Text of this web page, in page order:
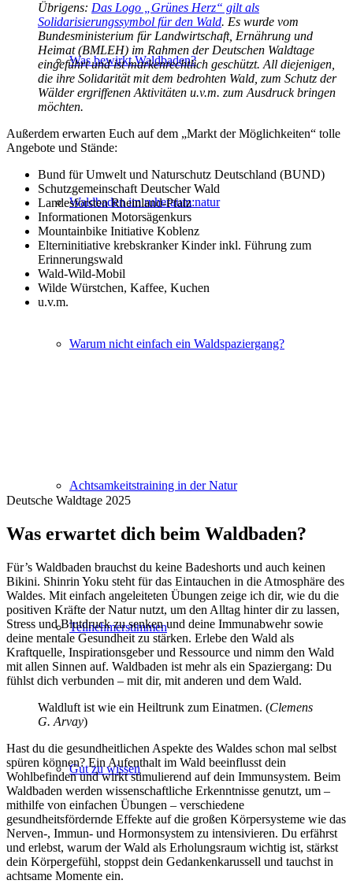
Was bewirkt Waldbaden?
Waldbaden im ruheraum:natur
Warum nicht einfach ein Waldspaziergang?
Achtsamkeitstraining in der Natur
Teilnehmerstimmen
Gut zu wissen
Übrigens: Das Logo „Grünes Herz“ gilt als
Solidarisierungssymbol für den Wald. Es wurde vom
Bundesministerium für Landwirtschaft, Ernährung und
Heimat (BMLEH) im Rahmen der Deutschen Waldtage
eingeführt und ist markenrechtlich geschützt. All diejenigen,
die ihre Solidarität mit dem bedrohten Wald, zum Schutz der
Wälder ergriffenen Aktivitäten u.v.m. zum Ausdruck bringen
möchten.
Außerdem erwarten Euch auf dem „Markt der Möglichkeiten“ tolle
Angebote und Stände:
Bund für Umwelt und Naturschutz Deutschland (BUND)
Schutzgemeinschaft Deutscher Wald
Landesforsten Rheinland-Pfalz
Informationen Motorsägenkurs
Mountainbike Initiative Koblenz
Elterninitiative krebskranker Kinder inkl. Führung zum
Erinnerungswald
Wald-Wild-Mobil
Wilde Würstchen, Kaffee, Kuchen
u.v.m.
Deutsche Waldtage 2025
Was erwartet dich beim Waldbaden?
Für’s Waldbaden brauchst du keine Badeshorts und auch keinen
Bikini. Shinrin Yoku steht für das Eintauchen in die Atmosphäre des
Waldes. Mit einfach angeleiteten Übungen zeige ich dir, wie du die
positiven Kräfte der Natur nutzt, um den Alltag hinter dir zu lassen,
Stress und Blutdruck zu senken und deine Immunabwehr sowie
deine mentale Gesundheit zu stärken. Erlebe den Wald als
Kraftquelle, Inspirationsgeber und Ressource und nimm den Wald
mit allen Sinnen auf. Waldbaden ist mehr als ein Spaziergang: Du
fühlst dich verbunden – mit dir, mit anderen und dem Wald.
Waldluft ist wie ein Heiltrunk zum Einatmen. (Clemens
G. Arvay)
Hast du die gesundheitlichen Aspekte des Waldes schon mal selbst
spüren können? Ein Aufenthalt im Wald beeinflusst dein
Wohlbefinden und wirkt stimulierend auf dein Immunsystem. Beim
Waldbaden werden wissenschaftliche Erkenntnisse genutzt, um –
mithilfe von einfachen Übungen – verschiedene
gesundheitsfördernde Effekte auf die großen Körpersysteme wie das
Nerven-, Immun- und Hormonsystem zu intensivieren. Du erfährst
und erlebst, warum der Wald als Erholungsraum wichtig ist, stärkst
dein Körpergefühl, stoppst dein Gedankenkarussell und tauchst in
achtsame Momente ein.